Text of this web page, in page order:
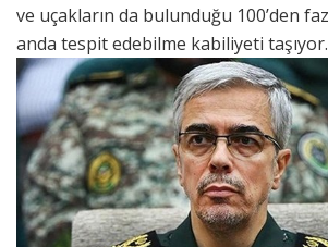
ve uçakların da bulunduğu 100’den
anda tespit edebilme kabiliyeti taşıyor.